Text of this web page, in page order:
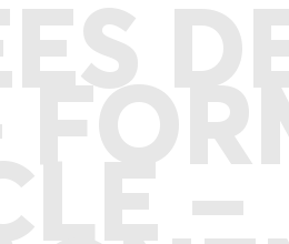
–